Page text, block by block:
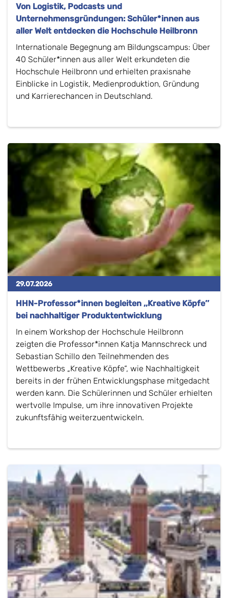
Von Logistik, Podcasts und
Unternehmensgründungen: Schüler*innen aus
aller Welt entdecken die Hochschule Heilbronn
Internationale Begegnung am Bildungscampus: Über
40 Schüler*innen aus aller Welt erkundeten die
Hochschule Heilbronn und erhielten praxisnahe
Einblicke in Logistik, Medienproduktion, Gründung
und Karrierechancen in Deutschland.
29.07.2026
HHN-Professor*innen begleiten ,,Kreative Köpfe’’
bei nachhaltiger Produktentwicklung
In einem Workshop der Hochschule Heilbronn
zeigten die Professor*innen Katja Mannschreck und
Sebastian Schillo den Teilnehmenden des
Wettbewerbs „Kreative Köpfe“, wie Nachhaltigkeit
bereits in der frühen Entwicklungsphase mitgedacht
werden kann. Die Schülerinnen und Schüler erhielten
wertvolle Impulse, um ihre innovativen Projekte
zukunftsfähig weiterzuentwickeln.